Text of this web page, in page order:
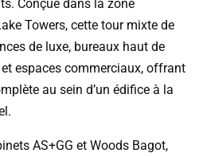
Conçue dans la zone
Towers, cette tour mixte de
de luxe, bureaux haut de
espaces commerciaux, offrant
au sein d’un édifice à la
AS+GG et Woods Bagot,